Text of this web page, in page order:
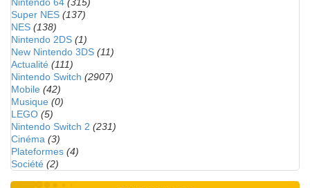
Super NES (137)
NES (138)
Nintendo 2DS (1)
New Nintendo 3DS (11)
Actualité (111)
Nintendo Switch (2907)
Mobile (42)
Musique (0)
LEGO (5)
Nintendo Switch 2 (231)
Cinéma (3)
Plateformes (4)
Société (2)